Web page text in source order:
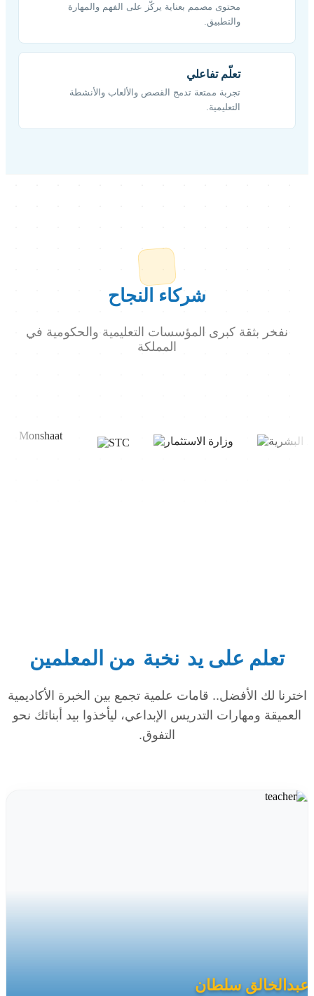
محتوى مصمم بعناية يركّز على الفهم والمهارة
والتطبيق.
تعلّم تفاعلي
تجربة ممتعة تدمج القصص والألعاب والأنشطة
التعليمية.
شركاء النجاح
نفخر بثقة كبرى المؤسسات التعليمية والحكومية في
المملكة
تعلم على يد نخبة من المعلمين
اخترنا لك الأفضل.. قامات علمية تجمع بين الخبرة الأكاديمية
العميقة ومهارات التدريس الإبداعي، ليأخذوا بيد أبنائك نحو
التفوق.
عبدالخالق سلطان